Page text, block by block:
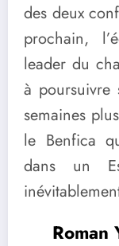
des deux
prochain,
leader du
à poursuivre
semaines
le Benfica
dans un
Roman